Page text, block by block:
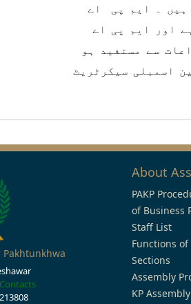
ہیں ۔ ایم پی اے
اور ایم پی اے
سے مستفید ہو
اسمبلی سیکرٹریٹ
Contacts
About
PAKP
of Business
Staff List
Functions
Sections
Assembly
KP